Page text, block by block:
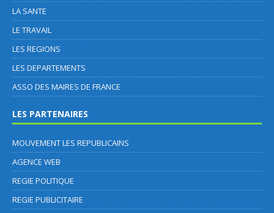
LA SANTE
LE TRAVAIL
LES REGIONS
LES DEPARTEMENTS
ASSO DES MAIRES DE FRANCE
LES PARTENAIRES
MOUVEMENT LES REPUBLICAINS
AGENCE WEB
REGIE POLITIQUE
REGIE PUBLICITAIRE